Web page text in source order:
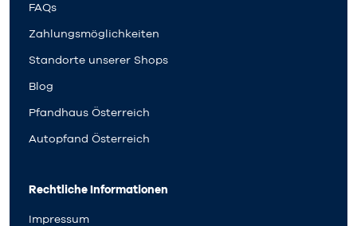
FAQs
Zahlungsmöglichkeiten
Standorte unserer Shops
Blog
Pfandhaus Österreich
Autopfand Österreich
Rechtliche Informationen
Impressum